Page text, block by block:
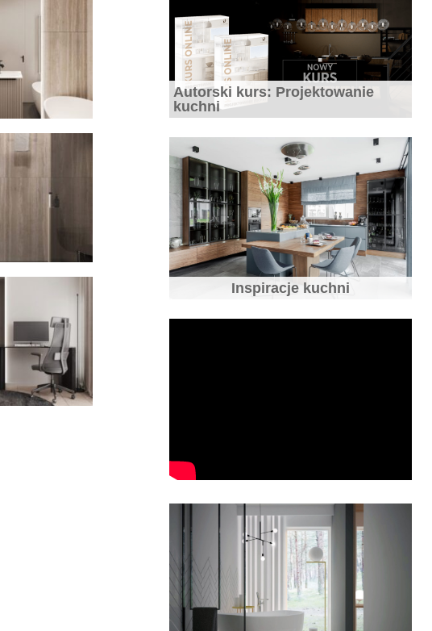
Biała kuchnia – wady i zalety, jak o nią
dbać i z czym łączyć
20 pomysłów na białą kuchnię – zdjęcia
i inspiracje białych kuchni
10 błędów w aranżacji kuchni
Autorski kurs: Projektowanie
kuchni
Inspiracje kuchni